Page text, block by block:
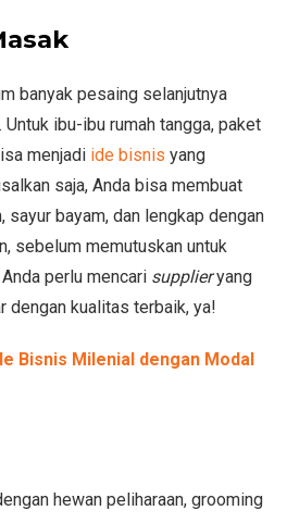
banyak pesaing selanjutnya
ibu-ibu rumah tangga, paket
menjadi ide bisnis yang
saja, Anda bisa membuat
sayur bayam, dan lengkap dengan
sebelum memutuskan untuk
perlu mencari supplieryang
dengan kualitas terbaik, ya!
Bisnis Milenial dengan Modal
hewan peliharaan, grooming